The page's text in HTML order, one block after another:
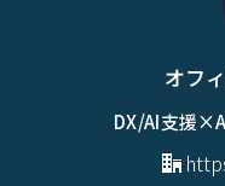
オフ
DX/AI支援